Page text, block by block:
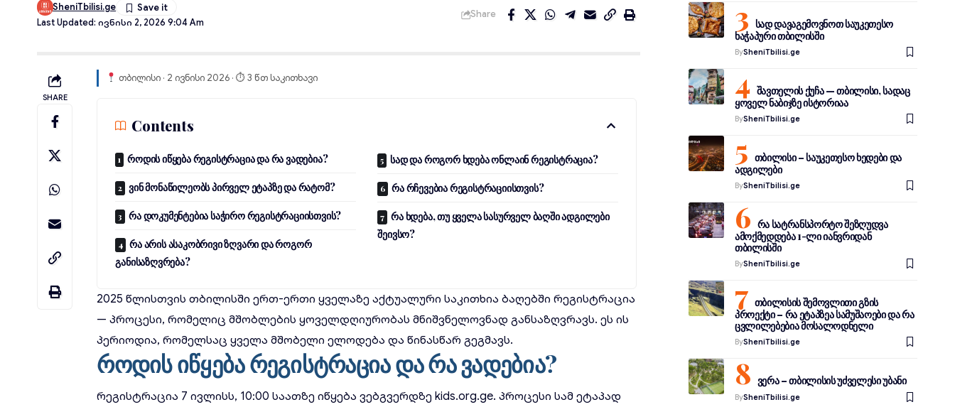
Last Updated: Ივნისი 2, 2026 9:04 Am
SheniTbilisi.ge
Share
SHARE
თბილისი · 2 ივნისი 2026 · ⏱ 3 წთ საკითხავი
Contents
როდის იწყება რეგისტრაცია და რა ვადებია?
ვინ მონაწილეობს პირველ ეტაპზე და რატომ?
რა დოკუმენტებია საჭირო რეგისტრაციისთვის?
რა არის ასაკობრივი ზღვარი და როგორ
განისაზღვრება?
სად და როგორ ხდება ონლაინ რეგისტრაცია?
რა რჩევებია რეგისტრაციისთვის?
რა ხდება, თუ ყველა სასურველ ბაღში ადგილები
შეივსო?
2025 წლისთვის თბილისში ერთ-ერთი ყველაზე აქტუალური საკითხია ბაღებში რეგისტრაცია
— პროცესი, რომელიც მშობლების ყოველდღიურობას მნიშვნელოვნად განსაზღვრავს. ეს ის
პერიოდია, რომელსაც ყველა მშობელი ელოდება და წინასწარ გეგმავს.
როდის იწყება რეგისტრაცია და რა ვადებია?
რეგისტრაცია 7 ივლისს, 10:00 საათზე იწყება ვებგვერდზე kids.org.ge. პროცესი სამ ეტაპად
სად დავაგემოვნოთ საუკეთესო
ხაჭაპური თბილისში
BySheniTbilisi.ge
შავთელის ქუჩა — თბილისი, სადაც
ყოველ ნაბიჯზე ისტორიაა
BySheniTbilisi.ge
თბილისი – საუკეთესო ხედები და
ადგილები
BySheniTbilisi.ge
რა სატრანსპორტო შეზღუდვა
ამოქმედდება 1-ლი იანვრიდან
თბილისში
BySheniTbilisi.ge
თბილისის შემოვლითი გზის
პროექტი – რა ეტაპზეა სამუშაოები და რა
ცვლილებებია მოსალოდნელი
BySheniTbilisi.ge
ვერა – თბილისის უძველესი უბანი
BySheniTbilisi.ge